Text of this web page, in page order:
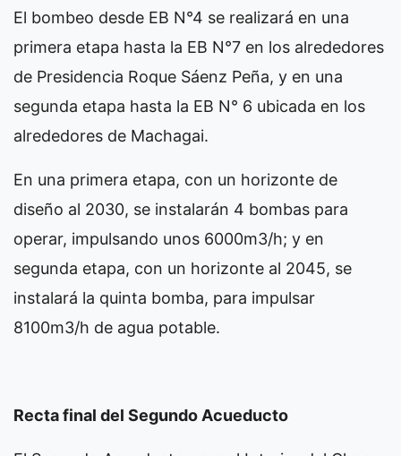
El bombeo desde EB N°4 se realizará en una
primera etapa hasta la EB N°7 en los alrededores
de Presidencia Roque Sáenz Peña, y en una
segunda etapa hasta la EB N° 6 ubicada en los
alrededores de Machagai.
En una primera etapa, con un horizonte de
diseño al 2030, se instalarán 4 bombas para
operar, impulsando unos 6000m3/h; y en
segunda etapa, con un horizonte al 2045, se
instalará la quinta bomba, para impulsar
8100m3/h de agua potable.
Recta final del Segundo Acueducto